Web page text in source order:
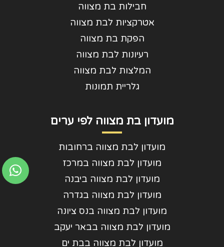
חבילות בת מצווה
אטרקציות לבת מצווה
הפקת בת מצווה
רעיונות לבת מצווה
המלצות לבת מצווה
גלריית תמונות
מועדון בת מצווה לפי ערים
מועדון לבת מצווה ברחובות
מועדון לבת מצווה במרכז
מועדון לבת מצווה ביבנה
מועדון לבת מצווה בגדרה
מועדון לבת מצווה בנס ציונה
מועדון לבת מצווה בבאר יעקב
מועדון לבת מצווה בבת ים